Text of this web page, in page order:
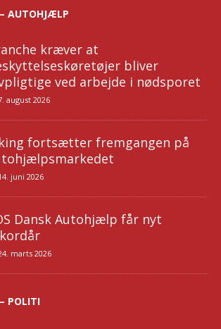
AUTOHJÆLP
kræver at
bliver
ved arbejde i nødsporet
august 2026
fortsætter fremgangen på
juni 2026
Dansk Autohjælp får nyt
marts 2026
POLITI